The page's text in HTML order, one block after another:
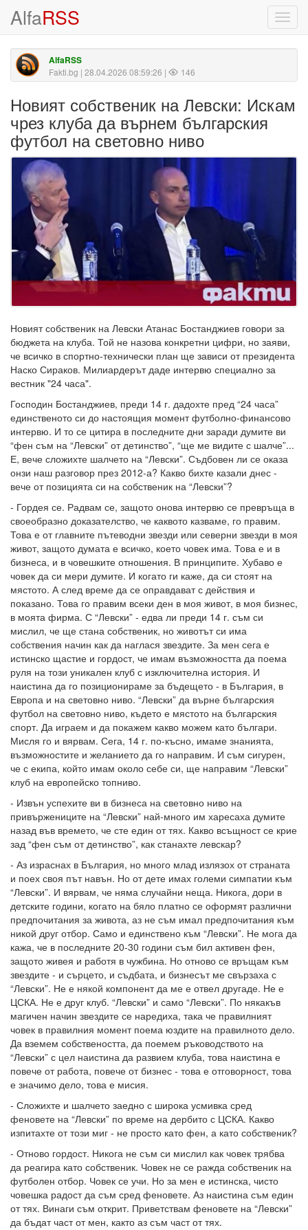
AlfaRSS
AlfaRSS
Fakti.bg | 28.04.2026 08:59:26 | 146
Новият собственик на Левски: Искам
чрез клуба да върнем българския
футбол на световно ниво
Новият собственик на Левски Атанас Бостанджиев говори за
бюджета на клуба. Той не назова конкретни цифри, но заяви,
че всичко в спортно-технически план ще зависи от президента
Наско Сираков. Милиардерът даде интервю специално за
вестник "24 часа".
Господин Бостанджиев, преди 14 г. дадохте пред “24 часа”
единственото си до настоящия момент футболно-финансово
интервю. И то се цитира в последните дни заради думите ви
“фен съм на “Левски” от детинство”, “ще ме видите с шалче”...
Е, вече сложихте шалчето на “Левски”. Съдбовен ли се оказа
онзи наш разговор през 2012-а? Какво бихте казали днес -
вече от позицията си на собственик на “Левски”?
- Гордея се. Радвам се, защото онова интервю се превръща в
своеобразно доказателство, че каквото казваме, го правим.
Това е от главните пътеводни звезди или северни звезди в моя
живот, защото думата е всичко, което човек има. Това е и в
бизнеса, и в човешките отношения. В принципите. Хубаво е
човек да си мери думите. И когато ги каже, да си стоят на
мястото. А след време да се оправдават с действия и
показано. Това го правим всеки ден в моя живот, в моя бизнес,
в моята фирма. С “Левски” - едва ли преди 14 г. съм си
мислил, че ще стана собственик, но животът си има
собствения начин как да наглася звездите. За мен сега е
истинско щастие и гордост, че имам възможността да поема
руля на този уникален клуб с изключителна история. И
наистина да го позиционираме за бъдещето - в България, в
Европа и на световно ниво. “Левски” да върне българския
футбол на световно ниво, където е мястото на българския
спорт. Да играем и да покажем какво можем като българи.
Мисля го и вярвам. Сега, 14 г. по-късно, имаме знанията,
възможностите и желанието да го направим. И съм сигурен,
че с екипа, който имам около себе си, ще направим “Левски”
клуб на европейско топниво.
- Извън успехите ви в бизнеса на световно ниво на
привържениците на “Левски” най-много им харесаха думите
назад във времето, че сте един от тях. Какво всъщност се крие
зад “фен съм от детинство”, как станахте левскар?
- Аз израснах в България, но много млад излязох от страната
и поех своя път навън. Но от дете имах големи симпатии към
“Левски”. И вярвам, че няма случайни неща. Никога, дори в
детските години, когато на бяло платно се оформят различни
предпочитания за живота, аз не съм имал предпочитания към
никой друг отбор. Само и единствено към “Левски”. Не мога да
кажа, че в последните 20-30 години съм бил активен фен,
защото живея и работя в чужбина. Но отново се връщам към
звездите - и сърцето, и съдбата, и бизнесът ме свързаха с
“Левски”. Не е някой компонент да ме е отвел другаде. Не е
ЦСКА. Не е друг клуб. “Левски” и само “Левски”. По някакъв
магичен начин звездите се наредиха, така че правилният
човек в правилния момент поема юздите на правилното дело.
Да вземем собствеността, да поемем ръководството на
“Левски” с цел наистина да развием клуба, това наистина е
повече от работа, повече от бизнес - това е отговорност, това
е значимо дело, това е мисия.
- Сложихте и шалчето заедно с широка усмивка сред
феновете на “Левски” по време на дербито с ЦСКА. Какво
изпитахте от този миг - не просто като фен, а като собственик?
- Отново гордост. Никога не съм си мислил как човек трябва
да реагира като собственик. Човек не се ражда собственик на
футболен отбор. Човек се учи. Но за мен е истинска, чисто
човешка радост да съм сред феновете. Аз наистина съм един
от тях. Винаги съм открит. Приветствам феновете на “Левски”
да бъдат част от мен, както аз съм част от тях.